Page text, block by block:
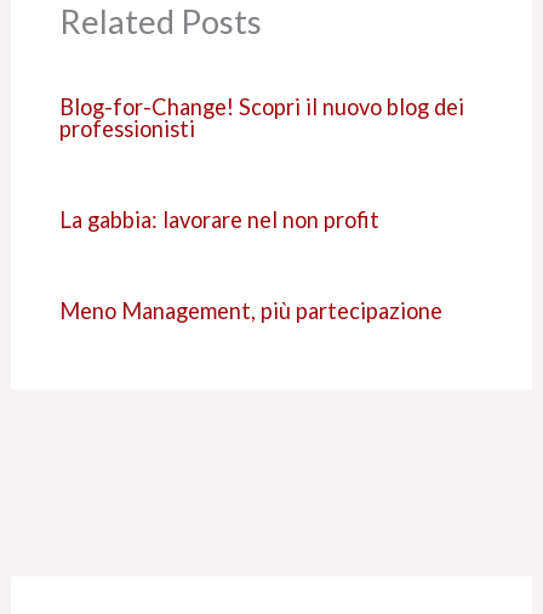
Related Posts
Blog-for-Change! Scopri il nuovo blog dei
professionisti
La gabbia: lavorare nel non profit
Meno Management, più partecipazione